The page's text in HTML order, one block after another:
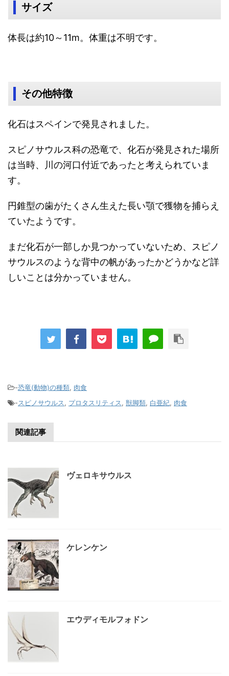
サイズ
体長は約10～11m。体重は不明です。
その他特徴
化石はスペインで発見されました。
スピノサウルス科の恐竜で、化石が発見された場所
は当時、川の河口付近であったと考えられていま
す。
円錐型の歯がたくさん生えた長い顎で獲物を捕らえ
ていたようです。
まだ化石が一部しか見つかっていないため、スピノ
サウルスのような背中の帆があったかどうかなど詳
しいことは分かっていません。
-恐竜(動物)の種類, 肉食
-スピノサウルス, プロタスリティス, 獣脚類, 白亜紀, 肉食
関連記事
ヴェロキサウルス
ケレンケン
エウディモルフォドン